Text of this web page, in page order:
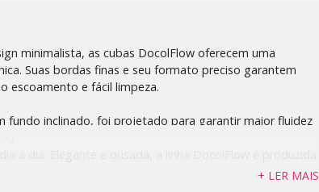
minimalista, as cubas DocolFlow oferecem uma
Suas bordas finas e seu formato preciso garantem
escoamento e fácil limpeza.
fundo inclinado, foi projetado para garantir maior fluidez
+ LER MAIS